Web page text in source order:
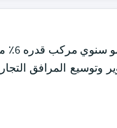
بلغت قيمة سوق الغلايات التجارية في الولايات المتحدة 2.32 مليار دولار
وتوسيع المرافق